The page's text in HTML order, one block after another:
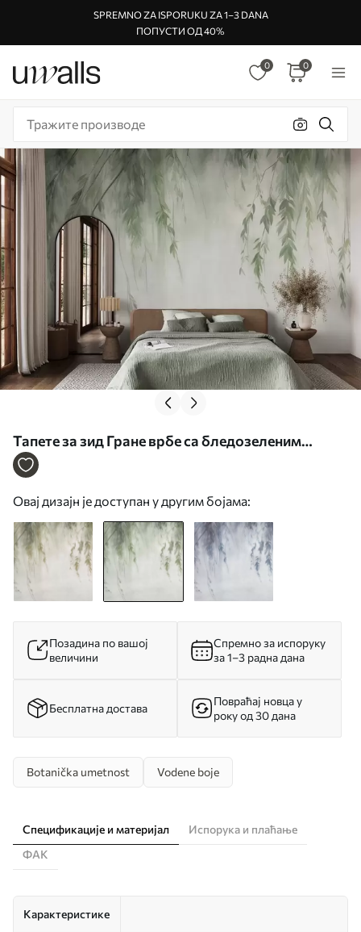
SPREMNO ZA ISPORUKU ZA 1–3 DANA
ПОПУСТИ ОД 40%
0 0
Тапете за зид Гране врбе са бледозеленим
листовима које висе на пригушеној позадини у
Овај дизајн је доступан у другим бојама:
Позадина по вашој
величини
Спремно за испоруку
за 1–3 радна дана
Бесплатна достава
Повраћај новца у
року од 30 дана
Botanička umetnost Vodene boje
Спецификације и материјал
Испорука и плаћање
ФАК
Карактеристике